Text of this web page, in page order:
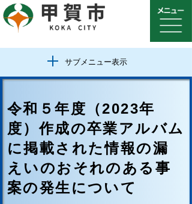
サブメニュー表示
令和５年度（2023年
度）作成の卒業アルバム
に掲載された情報の漏
えいのおそれのある事
案の発生について